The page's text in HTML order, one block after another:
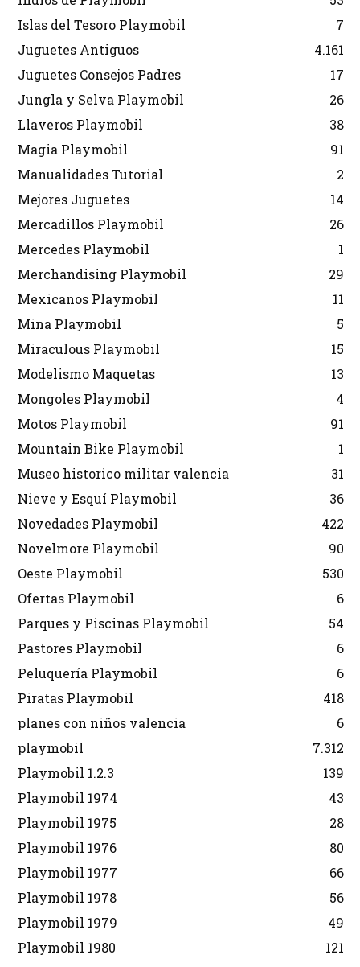
Islas del Tesoro Playmobil
7
Juguetes Antiguos
4.161
Juguetes Consejos Padres
17
Jungla y Selva Playmobil
26
Llaveros Playmobil
38
Magia Playmobil
91
Manualidades Tutorial
2
Mejores Juguetes
14
Mercadillos Playmobil
26
Mercedes Playmobil
1
Merchandising Playmobil
29
Mexicanos Playmobil
11
Mina Playmobil
5
Miraculous Playmobil
15
Modelismo Maquetas
13
Mongoles Playmobil
4
Motos Playmobil
91
Mountain Bike Playmobil
1
Museo historico militar valencia
31
Nieve y Esquí Playmobil
36
Novedades Playmobil
422
Novelmore Playmobil
90
Oeste Playmobil
530
Ofertas Playmobil
6
Parques y Piscinas Playmobil
54
Pastores Playmobil
6
Peluquería Playmobil
6
Piratas Playmobil
418
planes con niños valencia
6
playmobil
7.312
Playmobil 1.2.3
139
Playmobil 1974
43
Playmobil 1975
28
Playmobil 1976
80
Playmobil 1977
66
Playmobil 1978
56
Playmobil 1979
49
Playmobil 1980
121